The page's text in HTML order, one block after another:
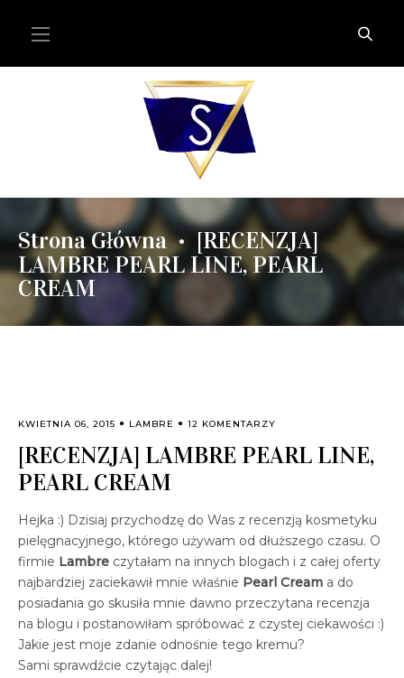
Strona Główna • [RECENZJA]
LAMBRE PEARL LINE, PEARL
CREAM
KWIETNIA 06, 2015 LAMBRE 12 KOMENTARZY
[RECENZJA] LAMBRE PEARL LINE,
PEARL CREAM
Hejka :) Dzisiaj przychodzę do Was z recenzją kosmetyku
pielęgnacyjnego, którego używam od dłuższego czasu. O
firmie Lambre czytałam na innych blogach i z całej oferty
najbardziej zaciekawił mnie właśnie Pearl Cream a do
posiadania go skusiła mnie dawno przeczytana recenzja
na blogu i postanowiłam spróbować z czystej ciekawości :)
Jakie jest moje zdanie odnośnie tego kremu?
Sami sprawdźcie czytając dalej!